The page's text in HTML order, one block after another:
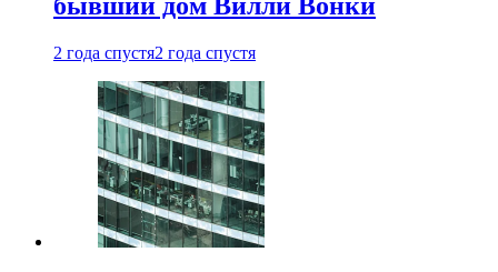
2 года спустя2 года спустя